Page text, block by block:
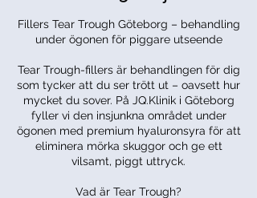
Fillers Tear Trough Göteborg – behandling
under ögonen för piggare utseende
Tear Trough-fillers är behandlingen för dig
som tycker att du ser trött ut – oavsett hur
mycket du sover. På JQ.Klinik i Göteborg
fyller vi den insjunkna området under
ögonen med premium hyaluronsyra för att
eliminera mörka skuggor och ge ett
vilsamt, piggt uttryck.
Vad är Tear Trough?